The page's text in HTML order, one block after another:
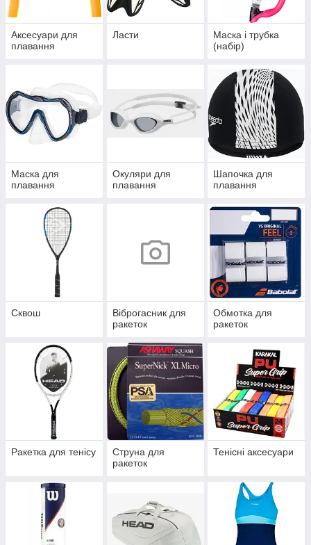
Аксесуари для
плавання
Ласти
Маска і трубка
(набір)
Маска для
плавання
Окуляри для
плавання
Шапочка для
плавання
Сквош
Віброгасник для
ракеток
Обмотка для
ракеток
Ракетка для тенісу
Струна для
ракеток
Тенісні аксесуари